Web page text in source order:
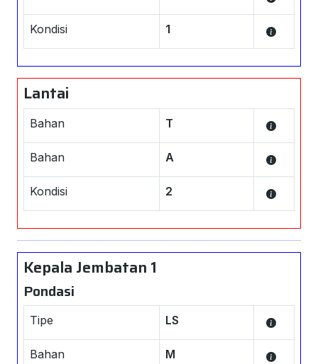
Kondisi 1
Lantai
Bahan T
Bahan A
Kondisi 2
Kepala Jembatan 1
Pondasi
Tipe LS
Bahan M